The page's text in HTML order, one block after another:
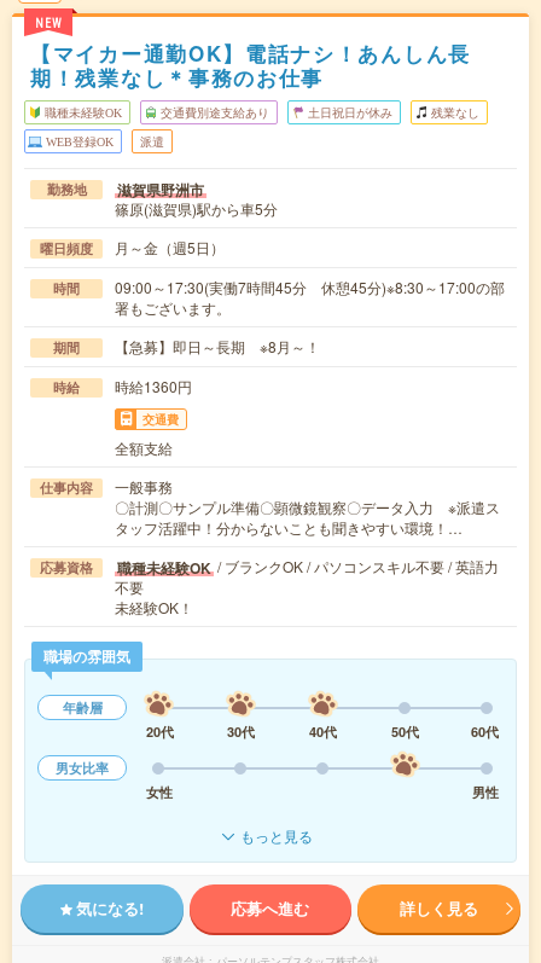
NEW
【マイカー通勤OK】電話ナシ！あんしん長
期！残業なし＊事務のお仕事
職種未経験OK 交通費別途支給あり 土日祝日が休み 残業なし
WEB登録OK 派遣
勤務地 滋賀県野洲市
篠原(滋賀県)駅から車5分
曜日頻度 月～金（週5日）
時間
09:00～17:30(実働7時間45分 休憩45分)※8:30～17:00の部
署もございます。
期間 【急募】即日～長期 ※8月～！
時給 時給1360円
交通費
全額支給
仕事内容
一般事務
〇計測〇サンプル準備〇顕微鏡観察〇データ入力 ※派遣ス
タッフ活躍中！分からないことも聞きやすい環境！…
応募資格 職種未経験OK / ブランクOK / パソコンスキル不要 / 英語力
不要
未経験OK！
職場の雰囲気
年齢層
20代
30代 40代 50代
60代
男女比率
女性
男性
もっと見る
気になる! 応募へ進む 詳しく見る